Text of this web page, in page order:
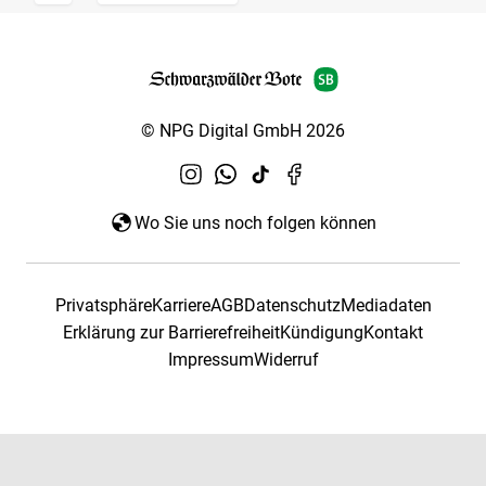
© NPG Digital GmbH 2026
Wo Sie uns noch folgen können
PrivatsphäreKarriereAGBDatenschutzMediadaten
Erklärung zur BarrierefreiheitKündigungKontakt
ImpressumWiderruf